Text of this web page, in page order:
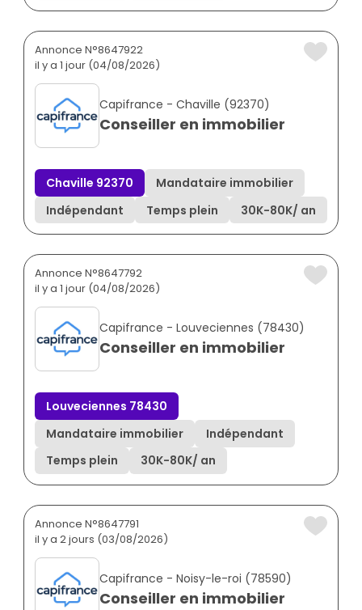
Annonce N°8647922
il y a 1 jour (04/08/2026)
Capifrance - Chaville (92370)
Conseiller en immobilier
Chaville 92370
Mandataire immobilier
Indépendant
Temps plein 30K-80K/ an
Annonce N°8647792
il y a 1 jour (04/08/2026)
Capifrance - Louveciennes (78430)
Conseiller en immobilier
Louveciennes 78430
Mandataire immobilier
Indépendant
Temps plein
30K-80K/ an
Annonce N°8647791
il y a 2 jours (03/08/2026)
Capifrance - Noisy-le-roi (78590)
Conseiller en immobilier